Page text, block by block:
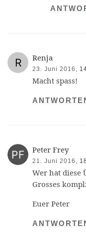
Renja
23. Juni 2016,
Macht spass!
Peter Frey
21. Juni 2016,
Wer hat diese
Grosses
Euer Peter